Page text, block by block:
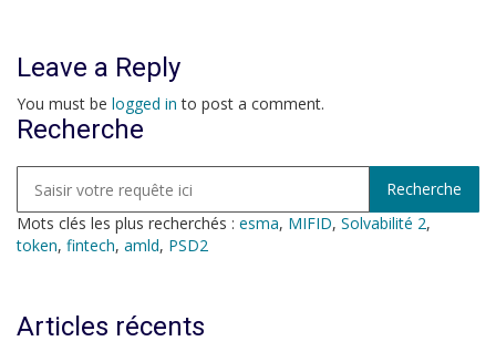
Leave a Reply
You must be logged in to post a comment.
Recherche
Mots clés les plus recherchés : esma, MIFID, Solvabilité 2,
token, fintech, amld, PSD2
Articles récents